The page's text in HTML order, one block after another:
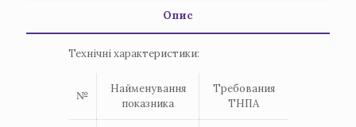
Опис
Технічні характеристики:
№
Найменування
показника
Требования
ТНПА